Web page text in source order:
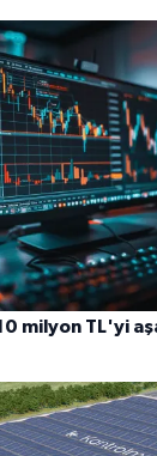
milyon TL'yi